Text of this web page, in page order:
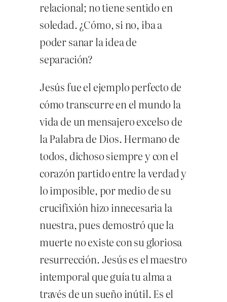
relacional; no tiene sentido en
soledad. ¿Cómo, si no, iba a
poder sanar la idea de
separación?
Jesús fue el ejemplo perfecto de
cómo transcurre en el mundo la
vida de un mensajero excelso de
la Palabra de Dios. Hermano de
todos, dichoso siempre y con el
corazón partido entre la verdad y
lo imposible, por medio de su
crucifixión hizo innecesaria la
nuestra, pues demostró que la
muerte no existe con su gloriosa
resurrección. Jesús es el maestro
intemporal que guía tu alma a
través de un sueño inútil. Es el